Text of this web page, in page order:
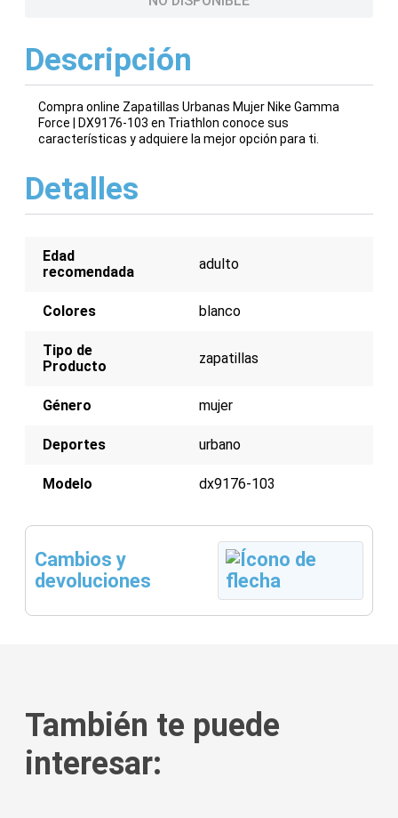
Descripción
Compra online Zapatillas Urbanas Mujer Nike Gamma
Force | DX9176-103 en Triathlon conoce sus
características y adquiere la mejor opción para ti.
Detalles
Edad
recomendada
adulto
Colores blanco
Tipo de
Producto
zapatillas
Género mujer
Deportes urbano
Modelo dx9176-103
Cambios y
devoluciones
También te puede
interesar: